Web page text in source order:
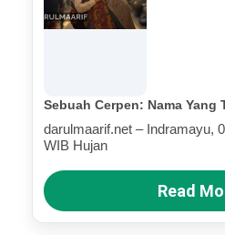
Sebuah Cerpen: Nama Yang
darulmaarif.net – Indramayu,
WIB Hujan
Read